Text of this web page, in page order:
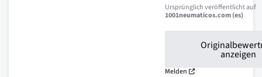
Ursprünglich veröffentlicht auf
1001neumaticos.com (es)
anzeigen
Melden